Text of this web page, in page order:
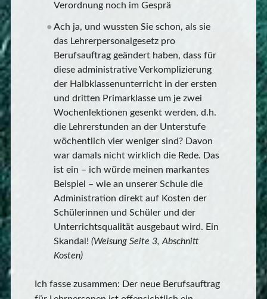
Verordnung noch im Gesprä
Ach ja, und wussten Sie schon, als sie
das Lehrerpersonalgesetz pro
Berufsauftrag geändert haben, dass für
diese administrative Verkomplizierung
der Halbklassenunterricht in der ersten
und dritten Primarklasse um je zwei
Wochenlektionen gesenkt werden, d.h.
die Lehrerstunden an der Unterstufe
wöchentlich vier weniger sind? Davon
war damals nicht wirklich die Rede. Das
ist ein – ich würde meinen markantes
Beispiel – wie an unserer Schule die
Administration direkt auf Kosten der
Schülerinnen und Schüler und der
Unterrichtsqualität ausgebaut wird. Ein
Skandal! (Weisung Seite 3, Abschnitt
Kosten)
Ich fasse zusammen: Der neue Berufsauftrag